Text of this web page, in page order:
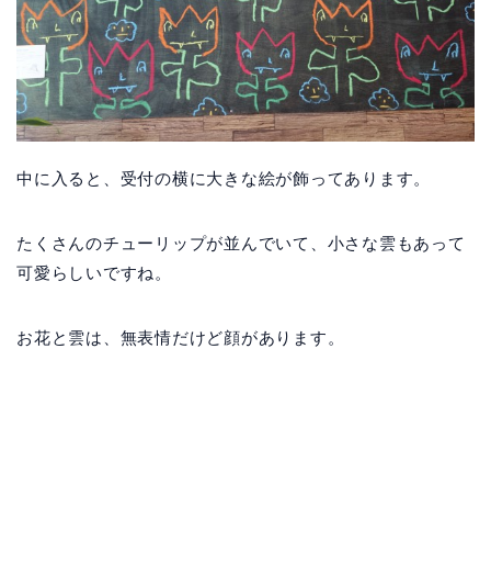
中に入ると、受付の横に大きな絵が飾ってあります。
たくさんのチューリップが並んでいて、小さな雲もあって
可愛らしいですね。
お花と雲は、無表情だけど顔があります。